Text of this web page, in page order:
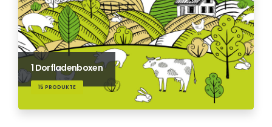
1 Dorfladenboxen
15 PRODUKTE